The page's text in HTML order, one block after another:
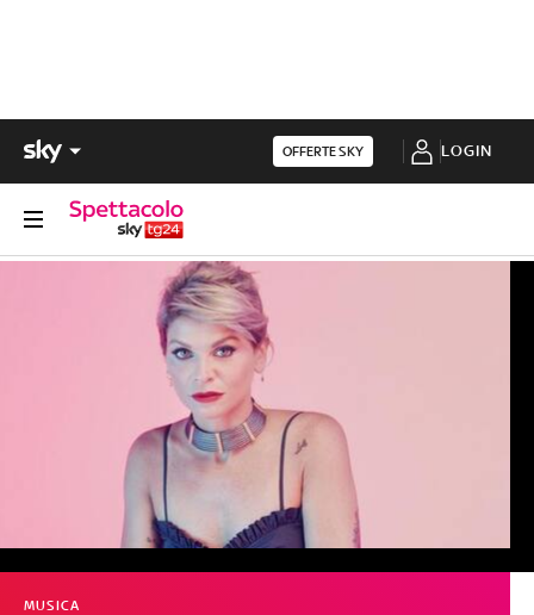
OFFERTE SKY LOGIN
MUSICA